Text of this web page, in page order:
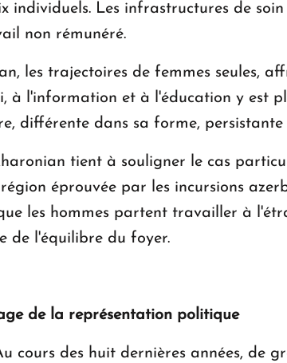
individuels. Les infrastructures de
non rémunéré.
les trajectoires de femmes seules,
à l'information et à l'éducation y est
différente dans sa forme, persistante
tient à souligner le cas
éprouvée par les incursions
les hommes partent travailler à
de l'équilibre du foyer.
de la représentation politique
cours des huit dernières années, de